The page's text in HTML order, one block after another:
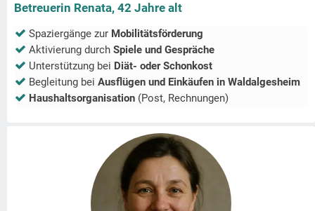
Betreuerin Renata, 42 Jahre alt
Spaziergänge zur Mobilitätsförderung
Aktivierung durch Spiele und Gespräche
Unterstützung bei Diät- oder Schonkost
Begleitung bei Ausflügen und Einkäufen in Waldalgesheim
Haushaltsorganisation (Post, Rechnungen)